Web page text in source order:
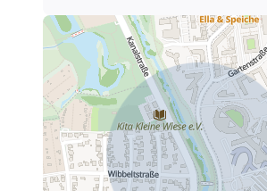
Standorts ab sowie der
Bahnanschluss in ca. 15